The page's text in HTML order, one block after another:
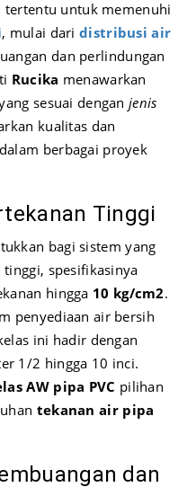
tertentu untuk memenuhi
, mulai daridistribusi air
dan perlindungan
Rucika menawarkan
sesuai denganjenis
kualitas dan
berbagai proyek
Tinggi
bagi sistem yang
spesifikasinya
hingga 10 kg/cm2.
penyediaan air bersih
ini hadir dengan
1/2 hingga 10 inci.
AW pipa PVC pilihan
tekanan air pipa
dan